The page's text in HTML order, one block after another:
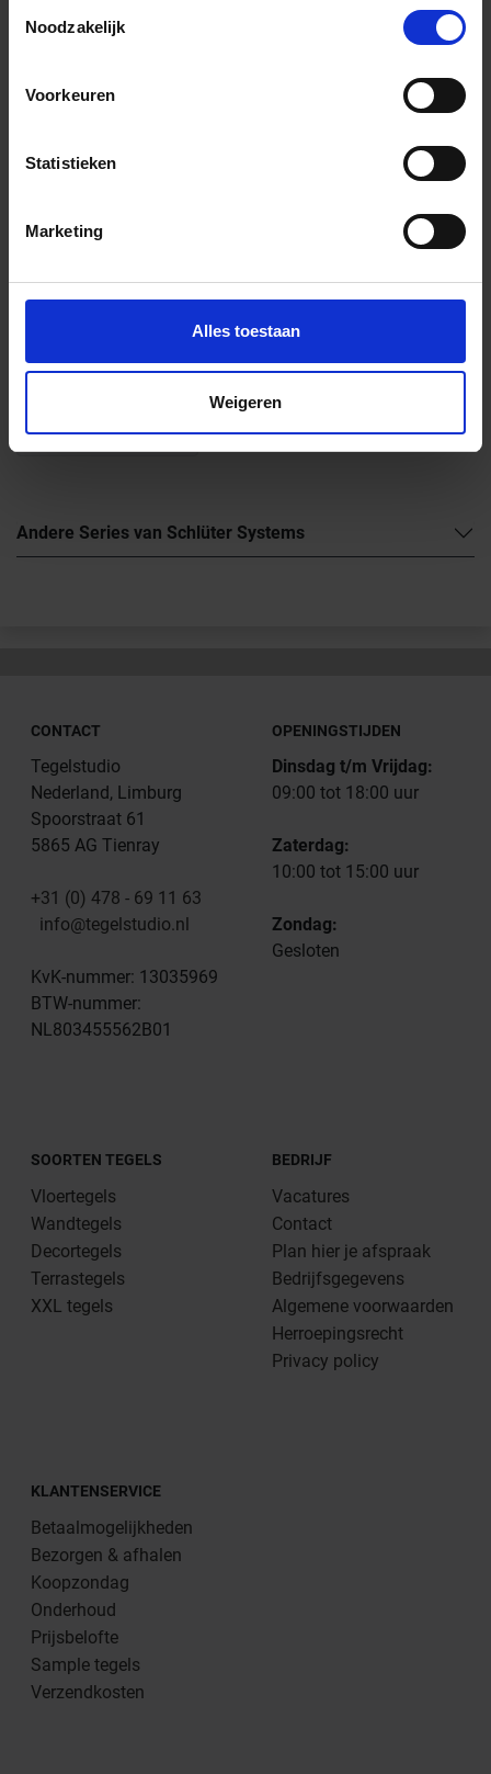
Noodzakelijk
Voorkeuren
Statistieken
Marketing
Alles toestaan
Weigeren
Onze verkoopspecialisten staan graag voor je klaar:
+31 (0) 478 - 69 11 63 Productaanvraag
Productdatablad 1.1
Andere Series van Schlüter Systems
CONTACT
Tegelstudio
Nederland, Limburg
Spoorstraat 61
5865 AG Tienray
+31 (0) 478 - 69 11 63
info@tegelstudio.nl
KvK-nummer: 13035969
BTW-nummer:
NL803455562B01
OPENINGSTIJDEN
Dinsdag t/m Vrijdag:
09:00 tot 18:00 uur
Zaterdag:
10:00 tot 15:00 uur
Zondag:
Gesloten
SOORTEN TEGELS
Vloertegels
Wandtegels
Decortegels
Terrastegels
XXL tegels
BEDRIJF
Vacatures
Contact
Plan hier je afspraak
Bedrijfsgegevens
Algemene voorwaarden
Herroepingsrecht
Privacy policy
KLANTENSERVICE
Betaalmogelijkheden
Bezorgen & afhalen
Koopzondag
Onderhoud
Prijsbelofte
Sample tegels
Verzendkosten